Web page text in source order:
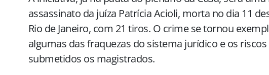
assassinato da juíza Patrícia Acioli, morta no dia 11
Rio de Janeiro, com 21 tiros. O crime se tornou
algumas das fraquezas do sistema jurídico e os
submetidos os magistrados.